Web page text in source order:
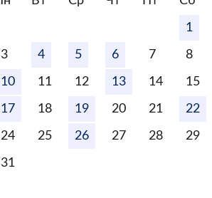
1
3 4 5 6 7 8
10 11 12 13 14 15
17 18 19 20 21 22
24 25 26 27 28 29
31